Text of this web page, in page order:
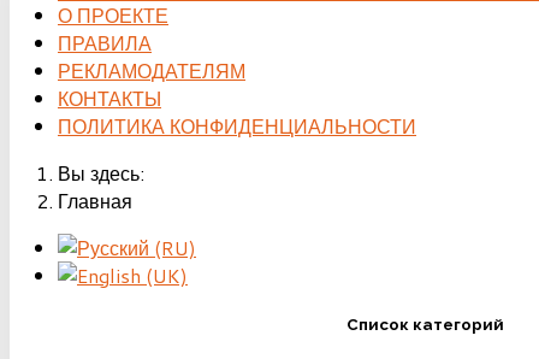
О ПРОЕКТЕ
ПРАВИЛА
РЕКЛАМОДАТЕЛЯМ
КОНТАКТЫ
ПОЛИТИКА КОНФИДЕНЦИАЛЬНОСТИ
Вы здесь:
Главная
Список категорий